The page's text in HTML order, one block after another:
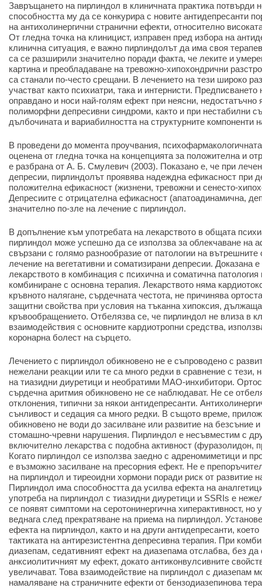
Завръщането на пирлиндол в клиничната практика потвърди
способността му да се конкурира с новите антидепресанти
на антихолинергични странични ефекти, относително
От гледна точка на клиницист, изправен пред избора на
клинична ситуация, е важно пирлиндолът да има своя
са се разширили значително поради факта, че леките и
картина и преобладаване на тревожно-хипохондрични
са станали по-често срещани. В лечението на тези широко
участват както психиатри, така и интернисти.
оправдано и носи най-голям ефект при неясни,
полиморфни депресивни синдроми, както и при нестабилни
дълбочината и вариабилността на структурните компоненти
В проведени до момента проучвания,
оценена от гледна точка на концепцията за положителна и
е разбрана от А. Б. Смулевич (2003). Показано е, че при
депресии, пирлиндолът проявява надеждна ефикасност при
положителна ефикасност (жизнени, тревожни и сенесто-
Депресиите с отрицателна ефикасност (апатоадинамична,
значително по-зле на лечение с пирлиндол.
В допълнение към употребата на лекарството в общата
пирлиндол може успешно да се използва за облекчаване на
свързани с голямо разнообразие от патологии на вътрешните
лечение на вегетативни и соматизирани депресии. Доказана
лекарството в комбинация с психична и соматична
комбиниране с основна терапия. Лекарството няма
кръвното налягане, сърдечната честота, не причинява
защитни свойства при условия на тъканна хипоксия,
кръвообращението. Отбелязва се, че пирлиндол не влиза в
взаимодействия с основните кардиотропни средства,
коронарна болест на сърцето.
Лечението с пирлиндол обикновено не е съпроводено с
нежелани реакции или те са много редки в сравнение с тези,
на тиазидни диуретици и необратими МАО-инхибитори.
сърдечна аритмия обикновено не се наблюдават. Не се
отклонения, типични за някои антидепресанти.
сънливост и седация са много редки. В същото време,
обикновено не води до засилване или развитие на безсъние
стомашно-чревни нарушения. Пирлиндол е несъвместим с
включително лекарства с подобна активност (фуразолидон,
Когато пирлиндол се използва заедно с адреномиметици и
е възможно засилване на пресорния ефект. Не е
на пирлиндол и тиреоидни хормони поради риск от развитие
Пирлиндол има способността да усилва ефекта на
употреба на пирлиндол с тиазидни диуретици и SSRIs е
се появят симптоми на серотонинергична хиперактивност, но
веднага след прекратяване на приема на пирлиндол.
ефекта на пирлиндол, както и на други антидепресанти,
тактиката на антирезистентна депресивна терапия. При
диазепам, седативният ефект на диазепама отслабва, без
анксиолитичният му ефект, докато антиконвулсивните
увеличават. Това взаимодействие на пирлиндол с диазепам
намаляване на страничните ефекти от бензодиазепинова